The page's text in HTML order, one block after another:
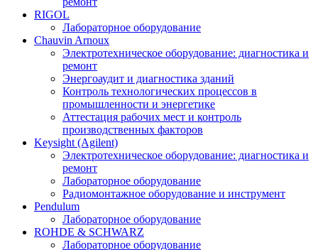
RIGOL
Лабораторное оборудование
Chauvin Arnoux
Электротехническое оборудование: диагностика и
ремонт
Энергоаудит и диагностика зданий
Контроль технологических процессов в
промышленности и энергетике
Аттестация рабочих мест и контроль
производственных факторов
Keysight (Agilent)
Электротехническое оборудование: диагностика и
ремонт
Лабораторное оборудование
Радиомонтажное оборудование и инструмент
Pendulum
Лабораторное оборудование
ROHDE & SCHWARZ
Лабораторное оборудование